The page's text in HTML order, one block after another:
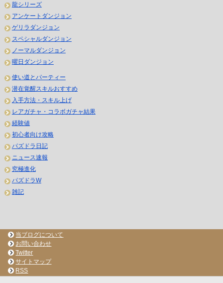
龍シリーズ
アンケートダンジョン
ゲリラダンジョン
スペシャルダンジョン
ノーマルダンジョン
曜日ダンジョン
使い道とパーティー
潜在覚醒スキルおすすめ
入手方法・スキル上げ
レアガチャ・コラボガチャ結果
経験値
初心者向け攻略
パズドラ日記
ニュース速報
究極進化
パズドラW
雑記
当ブログについて
お問い合わせ
Twitter
サイトマップ
RSS